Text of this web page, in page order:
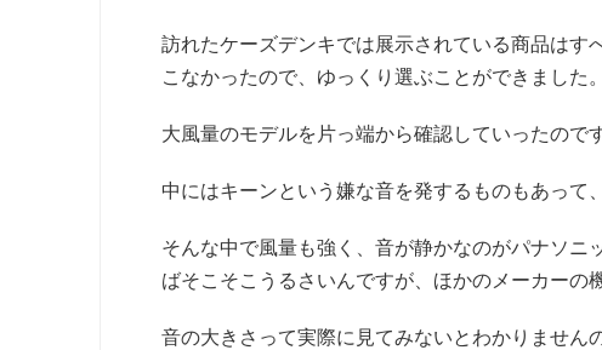
訪れたケーズデンキでは展示されている商品はす
こなかったので、ゆっくり選ぶことができました。
大風量のモデルを片っ端から確認していったので
中にはキーンという嫌な音を発するものもあって
そんな中で風量も強く、音が静かなのがパナソ
ばそこそこうるさいんですが、ほかのメーカーの
音の大きさって実際に見てみないとわかりません